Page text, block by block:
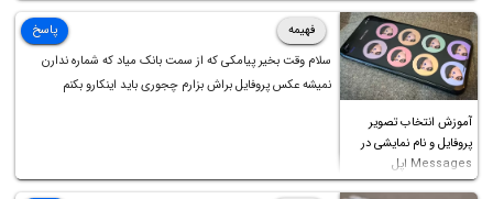
آموزش انتخاب تصویر
پروفایل و نام نمایشی در
Messages اپل
فهیمه
سلام وقت بخیر پیامکی که از سمت بانک میاد که شماره ندارن
نمیشه عکس پروفایل براش بزارم چجوری باید اینکارو بکنم
پاسخ